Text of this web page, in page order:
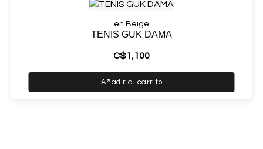
Añadir al carrito
en Beige
TENIS GUK DAMA
C$1,100